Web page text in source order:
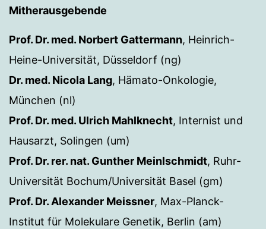
Mitherausgebende
Prof. Dr. med. Norbert Gattermann, Heinrich-
Heine-Universität, Düsseldorf (ng)
Dr. med. Nicola Lang, Hämato-Onkologie,
München (nl)
Prof. Dr. med. Ulrich Mahlknecht, Internist und
Hausarzt, Solingen (um)
Prof. Dr. rer. nat. Gunther Meinlschmidt, Ruhr-
Universität Bochum/Universität Basel (gm)
Prof. Dr. Alexander Meissner, Max-Planck-
Institut für Molekulare Genetik, Berlin (am)